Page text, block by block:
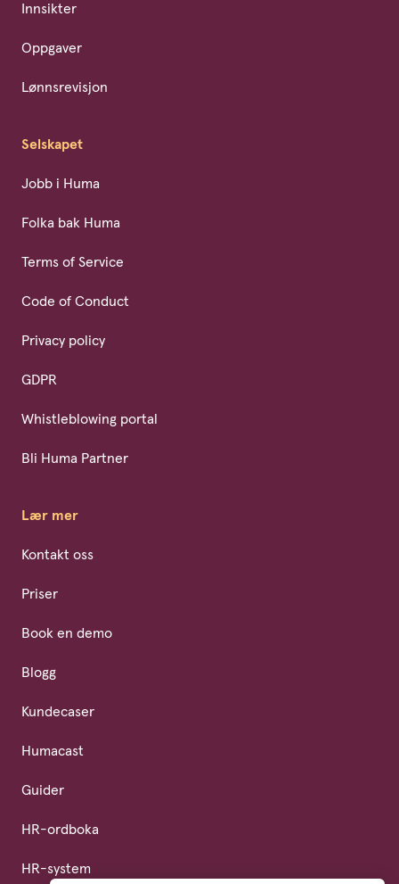
Innsikter
Oppgaver
Lønnsrevisjon
Selskapet
Jobb i Huma
Folka bak Huma
Terms of Service
Code of Conduct
Privacy policy
GDPR
Whistleblowing portal
Bli Huma Partner
Lær mer
Kontakt oss
Priser
Book en demo
Blogg
Kundecaser
Humacast
Guider
HR-ordboka
HR-system